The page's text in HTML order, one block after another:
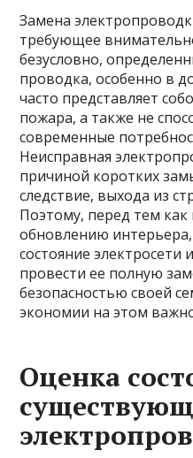
Замена
требующее
безусловно,
проводка, особенно в
часто представляет
пожара, а также не
современные
Неисправная
причиной коротких
следствие, выхода из
Поэтому, перед тем как
обновлению
состояние электросети
провести ее полную
безопасностью своей
экономии на этом
Оценка